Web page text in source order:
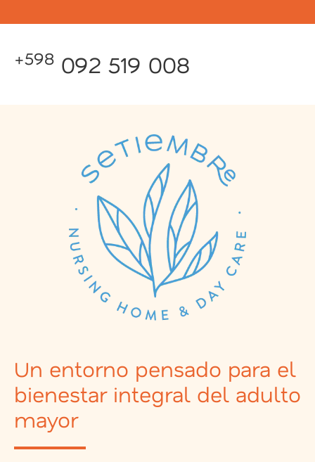
+598 092 519 008
Un entorno pensado para el
bienestar integral del adulto
mayor